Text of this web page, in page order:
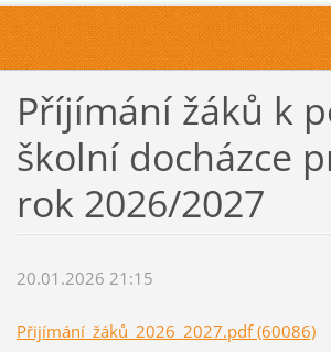
Příjímání žáků k
školní docházce
rok 2026/2027
20.01.2026 21:15
Přijímání_žáků_2026_2027.pdf (60086)